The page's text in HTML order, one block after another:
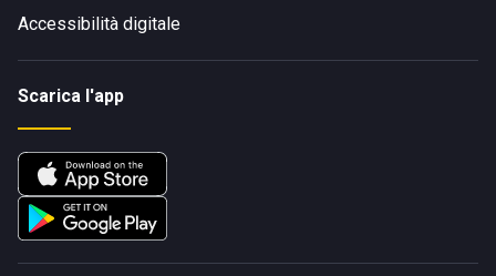
Accessibilità digitale
Scarica l'app